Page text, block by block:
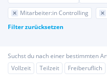
Mitarbeiter:in Controlling
Filter zurücksetzen
Suchst du nach einer bestimmten
Vollzeit
Teilzeit Freiberuflich